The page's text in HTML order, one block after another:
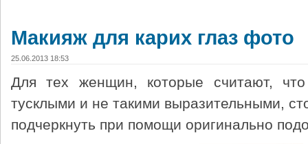
Макияж для карих глаз фото
25.06.2013 18:53
Для тех женщин, которые считают,
тусклыми и не такими выразительными,
подчеркнуть при помощи оригинально